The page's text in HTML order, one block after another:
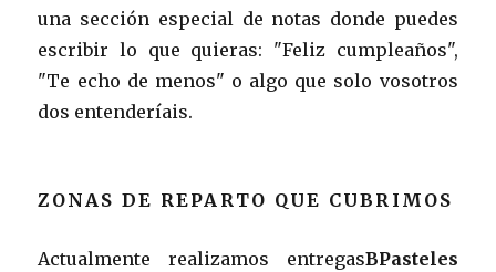
una sección especial de notas donde puedes
escribir lo que quieras: "Feliz cumpleaños",
"Te echo de menos" o algo que solo vosotros
dos entenderíais.
ZONAS DE REPARTO QUE CUBRIMOS
Actualmente realizamos entregasBPasteles